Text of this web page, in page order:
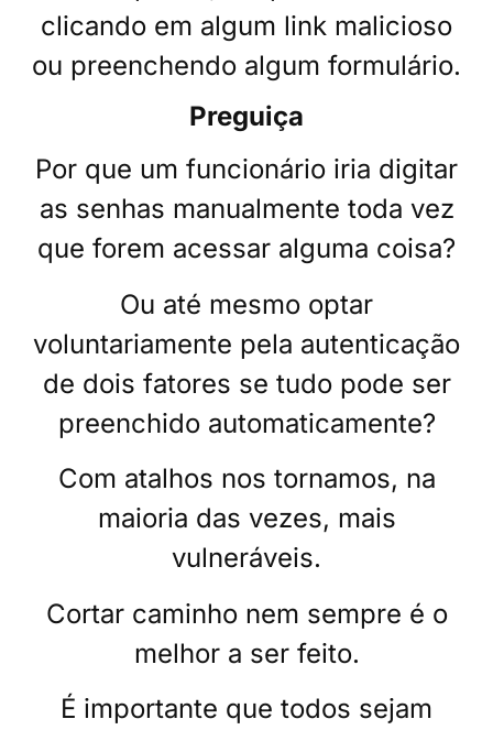
clicando em algum link malicioso
ou preenchendo algum formulário.
Preguiça
Por que um funcionário iria digitar
as senhas manualmente toda vez
que forem acessar alguma coisa?
Ou até mesmo optar
voluntariamente pela autenticação
de dois fatores se tudo pode ser
preenchido automaticamente?
Com atalhos nos tornamos, na
maioria das vezes, mais
vulneráveis.
Cortar caminho nem sempre é o
melhor a ser feito.
É importante que todos sejam